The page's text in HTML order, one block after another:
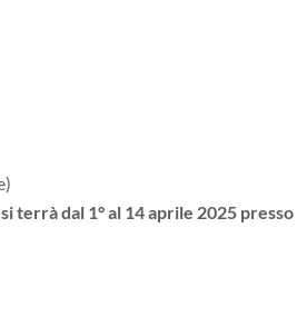
terrà dal 1° al 14 aprile 2025 presso